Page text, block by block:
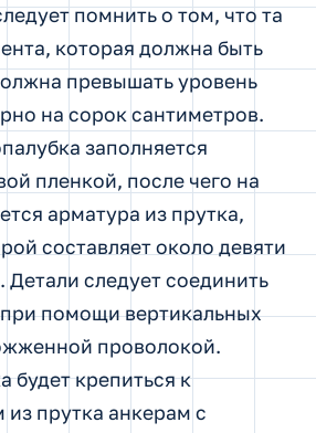
помнить о том, что та
которая должна быть
превышать уровень
на сорок сантиметров.
заполняется
пленкой, после чего на
арматура из прутка,
составляет около девяти
следует соединить
помощи вертикальных
проволокой.
будет крепиться к
прутка анкерам с